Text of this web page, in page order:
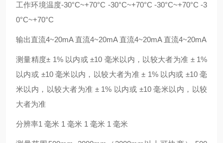
工作环境温度-30°C~+70°C -30°C~+70°C -30°C~+70°C -3
0°C~+70°C
输出直流4~20mA 直流4~20mA 直流4~20mA 直流4~20mA
测量精度± 1% 以内或 ±10 毫米以内，以较大者为准 ± 1%
以内或 ±10 毫米以内，以较大者为准 ± 1% 以内或 ±10 毫
米以内，以较大者为准 ± 1% 以内或 ±10 毫米以内，以较
大者为准
分辨率1 毫米 1 毫米 1 毫米 1 毫米